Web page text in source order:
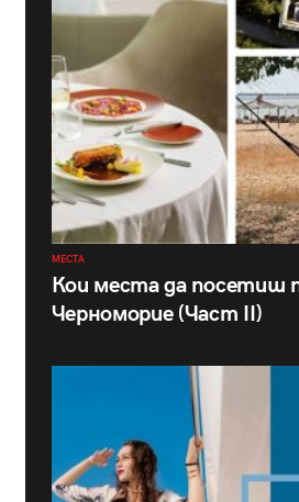
МЕСТА
Кои места да
Черноморие (Част II)